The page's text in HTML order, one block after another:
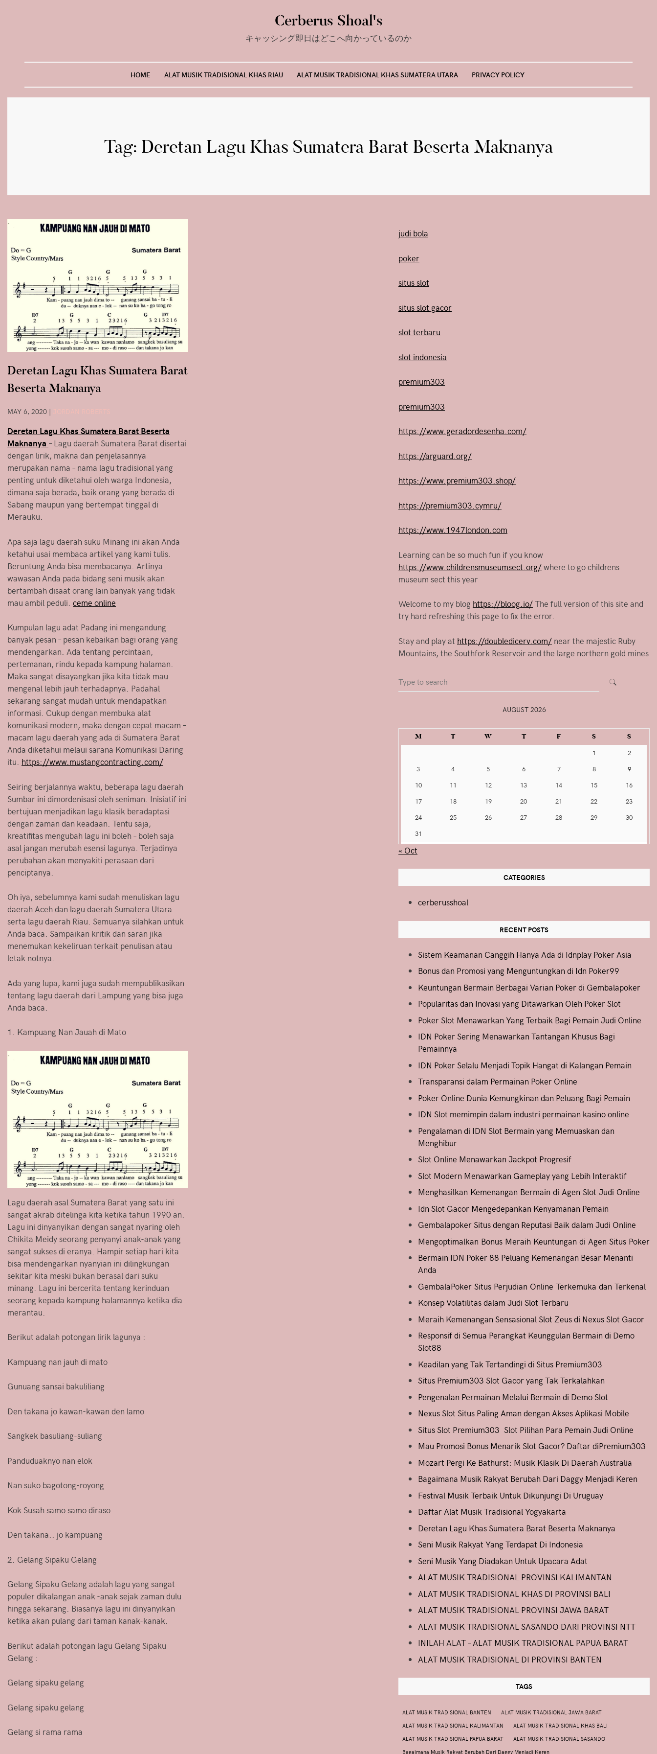
Cerberus Shoal's
キャッシング即日はどこへ向かっているのか
HOME ALAT MUSIK TRADISIONAL KHAS RIAU ALAT MUSIK TRADISIONAL KHAS SUMATERA UTARA PRIVACY POLICY
Tag: Deretan Lagu Khas Sumatera Barat Beserta Maknanya
Deretan Lagu Khas Sumatera Barat
Beserta Maknanya
MAY 6, 2020 | JORDAN ROBERTS
Deretan Lagu Khas Sumatera Barat Beserta
Maknanya – Lagu daerah Sumatera Barat disertai
dengan lirik, makna dan penjelasannya
merupakan nama – nama lagu tradisional yang
penting untuk diketahui oleh warga Indonesia,
dimana saja berada, baik orang yang berada di
Sabang maupun yang bertempat tinggal di
Merauku.
Apa saja lagu daerah suku Minang ini akan Anda
ketahui usai membaca artikel yang kami tulis.
Beruntung Anda bisa membacanya. Artinya
wawasan Anda pada bidang seni musik akan
bertambah disaat orang lain banyak yang tidak
mau ambil peduli. ceme online
Kumpulan lagu adat Padang ini mengandung
banyak pesan – pesan kebaikan bagi orang yang
mendengarkan. Ada tentang percintaan,
pertemanan, rindu kepada kampung halaman.
Maka sangat disayangkan jika kita tidak mau
mengenal lebih jauh terhadapnya. Padahal
sekarang sangat mudah untuk mendapatkan
informasi. Cukup dengan membuka alat
komunikasi modern, maka dengan cepat macam –
macam lagu daerah yang ada di Sumatera Barat
Anda diketahui melaui sarana Komunikasi Daring
itu. https://www.mustangcontracting.com/
Seiring berjalannya waktu, beberapa lagu daerah
Sumbar ini dimordenisasi oleh seniman. Inisiatif ini
bertujuan menjadikan lagu klasik beradaptasi
dengan zaman dan keadaan. Tentu saja,
kreatifitas mengubah lagu ini boleh – boleh saja
asal jangan merubah esensi lagunya. Terjadinya
perubahan akan menyakiti perasaan dari
penciptanya.
Oh iya, sebelumnya kami sudah menuliskan lagu
daerah Aceh dan lagu daerah Sumatera Utara
serta lagu daerah Riau. Semuanya silahkan untuk
Anda baca. Sampaikan kritik dan saran jika
menemukan kekeliruan terkait penulisan atau
letak notnya.
Ada yang lupa, kami juga sudah mempublikasikan
tentang lagu daerah dari Lampung yang bisa juga
Anda baca.
1. Kampuang Nan Jauah di Mato
Lagu daerah asal Sumatera Barat yang satu ini
sangat akrab ditelinga kita ketika tahun 1990 an.
Lagu ini dinyanyikan dengan sangat nyaring oleh
Chikita Meidy seorang penyanyi anak-anak yang
sangat sukses di eranya. Hampir setiap hari kita
bisa mendengarkan nyanyian ini dilingkungan
sekitar kita meski bukan berasal dari suku
minang. Lagu ini bercerita tentang kerinduan
seorang kepada kampung halamannya ketika dia
merantau.
Berikut adalah potongan lirik lagunya :
Kampuang nan jauh di mato
Gunuang sansai bakuliliang
Den takana jo kawan-kawan den lamo
Sangkek basuliang-suliang
Panduduaknyo nan elok
Nan suko bagotong-royong
Kok Susah samo samo diraso
Den takana.. jo kampuang
2. Gelang Sipaku Gelang
Gelang Sipaku Gelang adalah lagu yang sangat
populer dikalangan anak -anak sejak zaman dulu
hingga sekarang. Biasanya lagu ini dinyanyikan
ketika akan pulang dari taman kanak-kanak.
Berikut adalah potongan lagu Gelang Sipaku
Gelang :
Gelang sipaku gelang
Gelang sipaku gelang
Gelang si rama rama
judi bola
poker
situs slot
situs slot gacor
slot terbaru
slot indonesia
premium303
premium303
https://www.geradordesenha.com/
https://arguard.org/
https://www.premium303.shop/
https://premium303.cymru/
https://www.1947london.com
Learning can be so much fun if you know
https://www.childrensmuseumsect.org/where to go childrens
museum sect this year
Welcome to my blog https://bloog.io/The full version of this site and
try hard refreshing this page to fix the error.
Stay and play at https://doubledicerv.com/ near the majestic Ruby
Mountains, the Southfork Reservoir and the large northern gold mines
Search
for:
SEARCH
AUGUST 2026
M T W T F S
S
1
2
3
4 5 6 7 8
9
10
11 12 13 14 15
16
17
18 19 20 21 22
23
24
25 26 27 28 29
30
31
« Oct
CATEGORIES
cerberusshoal
RECENT POSTS
Sistem Keamanan Canggih Hanya Ada di Idnplay Poker Asia
Bonus dan Promosi yang Menguntungkan di Idn Poker99
Keuntungan Bermain Berbagai Varian Poker di Gembalapoker
Popularitas dan Inovasi yang Ditawarkan Oleh Poker Slot
Poker Slot Menawarkan Yang Terbaik Bagi Pemain Judi Online
IDN Poker Sering Menawarkan Tantangan Khusus Bagi
Pemainnya
IDN Poker Selalu Menjadi Topik Hangat di Kalangan Pemain
Transparansi dalam Permainan Poker Online
Poker Online Dunia Kemungkinan dan Peluang Bagi Pemain
IDN Slot memimpin dalam industri permainan kasino online
Pengalaman di IDN Slot Bermain yang Memuaskan dan
Menghibur
Slot Online Menawarkan Jackpot Progresif
Slot Modern Menawarkan Gameplay yang Lebih Interaktif
Menghasilkan Kemenangan Bermain di Agen Slot Judi Online
Idn Slot Gacor Mengedepankan Kenyamanan Pemain
Gembalapoker Situs dengan Reputasi Baik dalam Judi Online
Mengoptimalkan Bonus Meraih Keuntungan di Agen Situs Poker
Bermain IDN Poker 88 Peluang Kemenangan Besar Menanti
Anda
GembalaPoker Situs Perjudian Online Terkemuka dan Terkenal
Konsep Volatilitas dalam Judi Slot Terbaru
Meraih Kemenangan Sensasional Slot Zeus di Nexus Slot Gacor
Responsif di Semua Perangkat Keunggulan Bermain di Demo
Slot88
Keadilan yang Tak Tertandingi di Situs Premium303
Situs Premium303 Slot Gacor yang Tak Terkalahkan
Pengenalan Permainan Melalui Bermain di Demo Slot
Nexus Slot Situs Paling Aman dengan Akses Aplikasi Mobile
Situs Slot Premium303 Slot Pilihan Para Pemain Judi Online
Mau Promosi Bonus Menarik Slot Gacor? Daftar diPremium303
Mozart Pergi Ke Bathurst: Musik Klasik Di Daerah Australia
Bagaimana Musik Rakyat Berubah Dari Daggy Menjadi Keren
Festival Musik Terbaik Untuk Dikunjungi Di Uruguay
Daftar Alat Musik Tradisional Yogyakarta
Deretan Lagu Khas Sumatera Barat Beserta Maknanya
Seni Musik Rakyat Yang Terdapat Di Indonesia
Seni Musik Yang Diadakan Untuk Upacara Adat
ALAT MUSIK TRADISIONAL PROVINSI KALIMANTAN
ALAT MUSIK TRADISIONAL KHAS DI PROVINSI BALI
ALAT MUSIK TRADISIONAL PROVINSI JAWA BARAT
ALAT MUSIK TRADISIONAL SASANDO DARI PROVINSI NTT
INILAH ALAT – ALAT MUSIK TRADISIONAL PAPUA BARAT
ALAT MUSIK TRADISIONAL DI PROVINSI BANTEN
TAGS
ALAT MUSIK TRADISIONAL BANTEN
ALAT MUSIK TRADISIONAL JAWA BARAT
ALAT MUSIK TRADISIONAL KALIMANTAN
ALAT MUSIK TRADISIONAL KHAS BALI
ALAT MUSIK TRADISIONAL PAPUA BARAT
ALAT MUSIK TRADISIONAL SASANDO
Bagaimana Musik Rakyat Berubah Dari Daggy Menjadi Keren